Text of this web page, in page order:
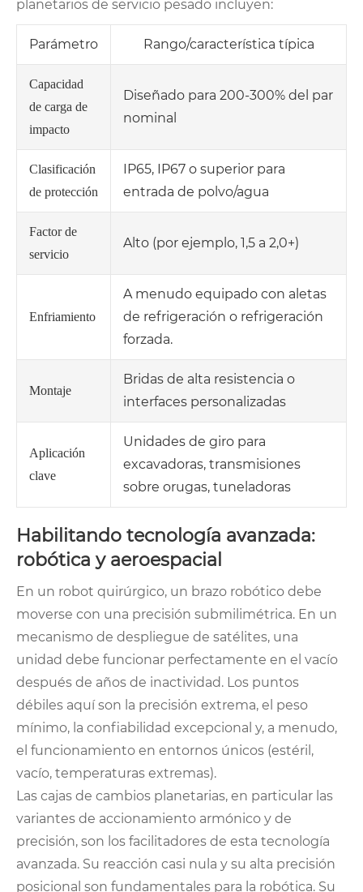
planetarios de servicio pesado incluyen:
Parámetro Rango/característica típica
Capacidad
de carga de
impacto
Diseñado para 200-300% del par
nominal
Clasificación
de protección
IP65, IP67 o superior para
entrada de polvo/agua
Factor de
servicio
Alto (por ejemplo, 1,5 a 2,0+)
Enfriamiento
A menudo equipado con aletas
de refrigeración o refrigeración
forzada.
Montaje
Bridas de alta resistencia o
interfaces personalizadas
Aplicación
clave
Unidades de giro para
excavadoras, transmisiones
sobre orugas, tuneladoras
Habilitando tecnología avanzada:
robótica y aeroespacial
En un robot quirúrgico, un brazo robótico debe
moverse con una precisión submilimétrica. En un
mecanismo de despliegue de satélites, una
unidad debe funcionar perfectamente en el vacío
después de años de inactividad. Los puntos
débiles aquí son la precisión extrema, el peso
mínimo, la confiabilidad excepcional y, a menudo,
el funcionamiento en entornos únicos (estéril,
vacío, temperaturas extremas).
Las cajas de cambios planetarias, en particular las
variantes de accionamiento armónico y de
precisión, son los facilitadores de esta tecnología
avanzada. Su reacción casi nula y su alta precisión
posicional son fundamentales para la robótica. Su